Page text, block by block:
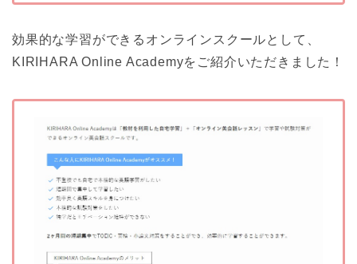
効果的な学習ができるオンラインスクールとして、
KIRIHARA Online Academyをご紹介いただきました！